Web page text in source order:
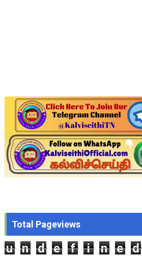
Total Pageviews
u n d e f i n e d